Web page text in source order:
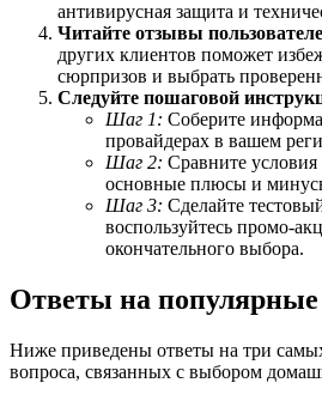
антивирусная защита и
Читайте отзывы
других клиентов поможет
сюрпризов и выбрать
Следуйте пошаговой
Шаг 1: Соберите
провайдерах в вашем
Шаг 2: Сравните
основные плюсы и
Шаг 3: Сделайте
воспользуйтесь промо-
окончательного выбора.
Ответы на
Ниже приведены ответы на три
вопроса, связанных с выбором